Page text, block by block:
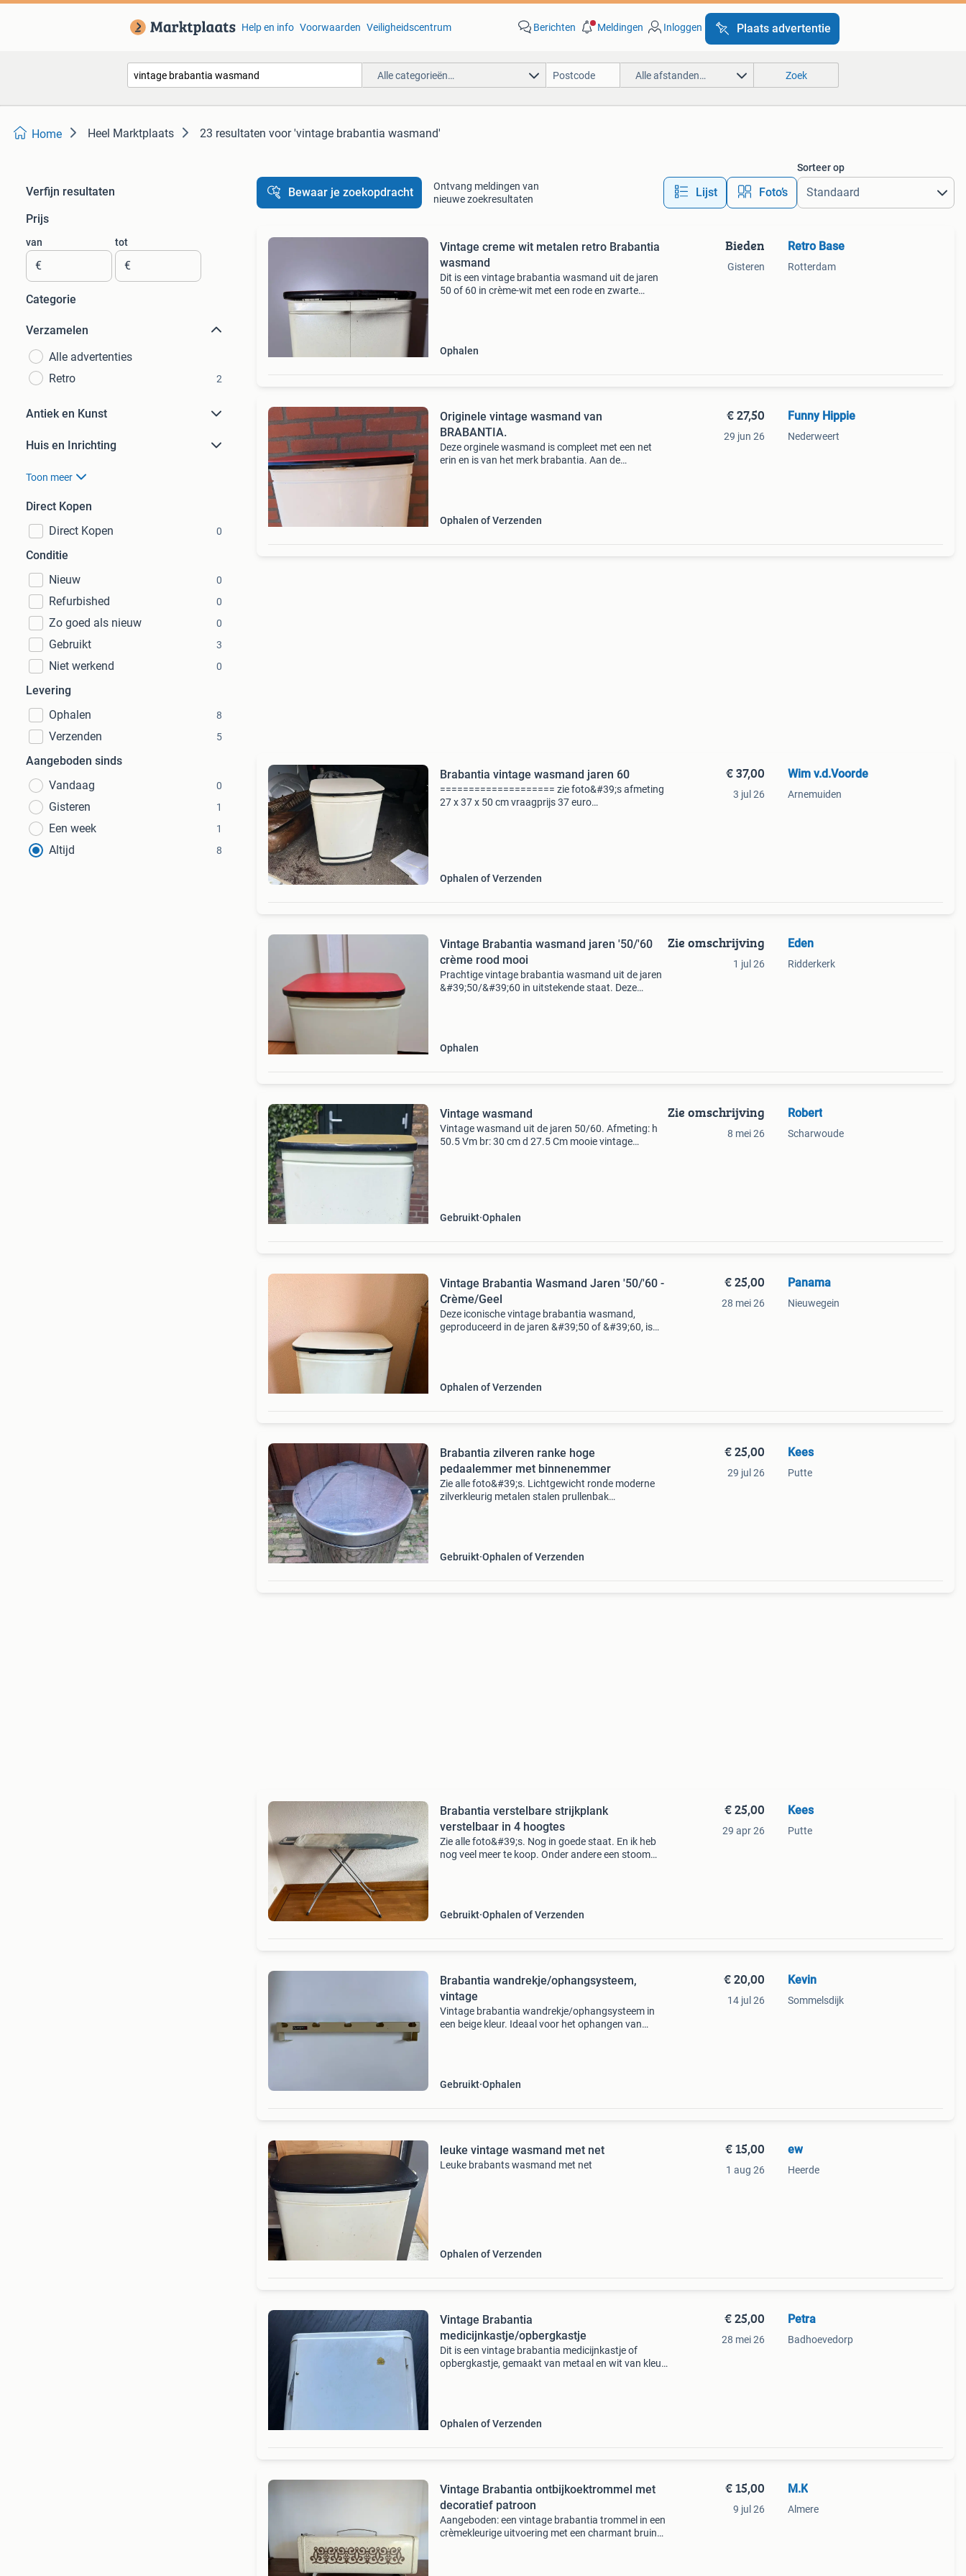
Help en info Voorwaarden Veiligheidscentrum Berichten Meldingen Inloggen Plaats advertentie
Alle categorieën… Alle afstanden… Zoek
Home Heel Marktplaats 23 resultaten voor 'vintage brabantia wasmand'
Verfijn resultaten
Prijs
van
€
tot
€
Categorie
Verzamelen
Alle advertenties
Retro
2
Antiek en Kunst
Huis en Inrichting
Toon meer
Direct Kopen
Direct Kopen
0
Conditie
Nieuw
0
Refurbished 0
Zo goed als nieuw 0
Gebruikt 3
Niet werkend 0
Levering
Ophalen
8
Verzenden 5
Aangeboden sinds
Vandaag
0
Gisteren 1
Een week 1
Altijd 8
Bewaar je zoekopdracht
Ontvang meldingen van
nieuwe zoekresultaten
Lijst Foto’s
Sorteer op
Vintage creme wit metalen retro Brabantia
wasmand
Dit is een vintage brabantia wasmand uit de jaren
50 of 60 in crème-wit met een rode en zwarte
Ophalen
Bieden
Gisteren
Retro Base
Rotterdam
Originele vintage wasmand van
BRABANTIA.
Deze orginele wasmand is compleet met een net
erin en is van het merk brabantia. Aan de
Ophalen of Verzenden
€ 27,50
29 jun 26
Funny Hippie
Nederweert
Brabantia vintage wasmand jaren 60
==================== zie foto&#39;s afmeting
27 x 37 x 50 cm vraagprijs 37 euro
Ophalen of Verzenden
€ 37,00
3 jul 26
Wim v.d.Voorde
Arnemuiden
Vintage Brabantia wasmand jaren '50/'60
crème rood mooi
Prachtige vintage brabantia wasmand uit de jaren
&#39;50/&#39;60 in uitstekende staat. Deze
Ophalen
Zie omschrijving
1 jul 26
Eden
Ridderkerk
Vintage wasmand
Vintage wasmand uit de jaren 50/60. Afmeting: h
50.5 Vm br: 30 cm d 27.5 Cm mooie vintage
Gebruikt Ophalen
Zie omschrijving
8 mei 26
Robert
Scharwoude
Vintage Brabantia Wasmand Jaren '50/'60 -
Crème/Geel
Deze iconische vintage brabantia wasmand,
geproduceerd in de jaren &#39;50 of &#39;60, is
Ophalen of Verzenden
€ 25,00
28 mei 26
Panama
Nieuwegein
Brabantia zilveren ranke hoge
pedaalemmer met binnenemmer
Zie alle foto&#39;s. Lichtgewicht ronde moderne
zilverkleurig metalen stalen prullenbak
Gebruikt Ophalen of Verzenden
€ 25,00
29 jul 26
Kees
Putte
Brabantia verstelbare strijkplank
verstelbaar in 4 hoogtes
Zie alle foto&#39;s. Nog in goede staat. En ik heb
nog veel meer te koop. Onder andere een stoom
Gebruikt Ophalen of Verzenden
€ 25,00
29 apr 26
Kees
Putte
Brabantia wandrekje/ophangsysteem,
vintage
Vintage brabantia wandrekje/ophangsysteem in
een beige kleur. Ideaal voor het ophangen van
Gebruikt Ophalen
€ 20,00
14 jul 26
Kevin
Sommelsdijk
leuke vintage wasmand met net
Leuke brabants wasmand met net
Ophalen of Verzenden
€ 15,00
1 aug 26
ew
Heerde
Vintage Brabantia
medicijnkastje/opbergkastje
Dit is een vintage brabantia medicijnkastje of
opbergkastje, gemaakt van metaal en wit van kleur.
Ophalen of Verzenden
€ 25,00
28 mei 26
Petra
Badhoevedorp
Vintage Brabantia ontbijkoektrommel met
decoratief patroon
Aangeboden: een vintage brabantia trommel in een
crèmekleurige uitvoering met een charmant bruin
€ 15,00
9 jul 26
M.K
Almere